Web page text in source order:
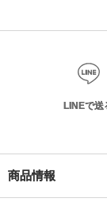
LINEで送
商品情報